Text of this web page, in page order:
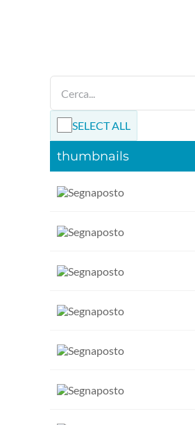
SELECT ALL
thumbnails